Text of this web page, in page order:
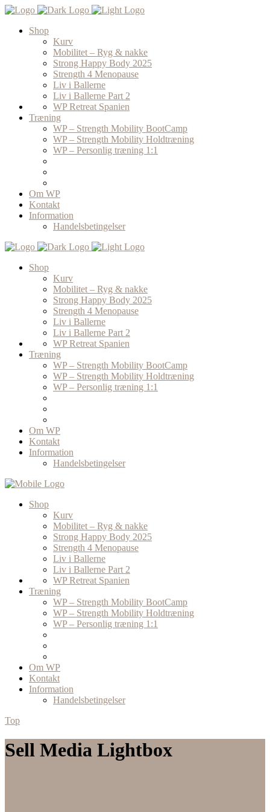
Shop
Kurv
Mobilitet – Ryg & nakke
Strong Happy Body 2025
Strength 4 Menopause
Liv i Ballerne
Liv i Ballerne Part 2
WP Retreat Spanien
Træning
WP – Strength Mobility BootCamp
WP – Strength Mobility Holdtræning
WP – Personlig træning 1:1
Om WP
Kontakt
Information
Handelsbetingelser
Shop
Kurv
Mobilitet – Ryg & nakke
Strong Happy Body 2025
Strength 4 Menopause
Liv i Ballerne
Liv i Ballerne Part 2
WP Retreat Spanien
Træning
WP – Strength Mobility BootCamp
WP – Strength Mobility Holdtræning
WP – Personlig træning 1:1
Om WP
Kontakt
Information
Handelsbetingelser
Shop
Kurv
Mobilitet – Ryg & nakke
Strong Happy Body 2025
Strength 4 Menopause
Liv i Ballerne
Liv i Ballerne Part 2
WP Retreat Spanien
Træning
WP – Strength Mobility BootCamp
WP – Strength Mobility Holdtræning
WP – Personlig træning 1:1
Om WP
Kontakt
Information
Handelsbetingelser
Top
Sell Media Lightbox